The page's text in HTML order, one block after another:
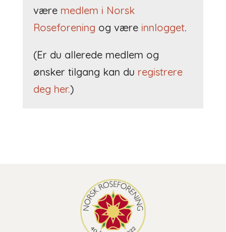
være medlem i Norsk
Roseforening og være innlogget.
(Er du allerede medlem og
ønsker tilgang kan du registrere
deg her.)